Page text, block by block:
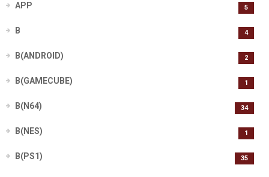
APP 5
B 4
B(ANDROID) 2
B(GAMECUBE) 1
B(N64) 34
B(NES) 1
B(PS1) 35